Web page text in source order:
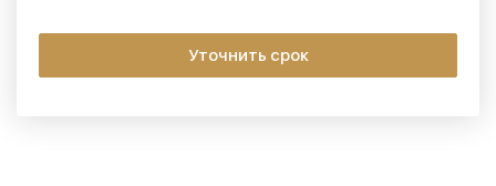
Уточнить срок